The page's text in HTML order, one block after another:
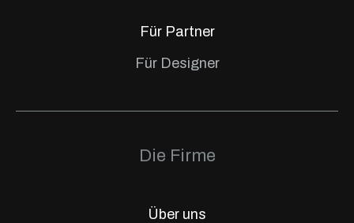
Für Partner
Für Designer
Die Firme
Über uns